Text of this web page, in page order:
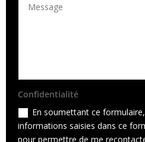
Confidentialité
En soumettant ce
informations saisies dans ce
pour permettre de me